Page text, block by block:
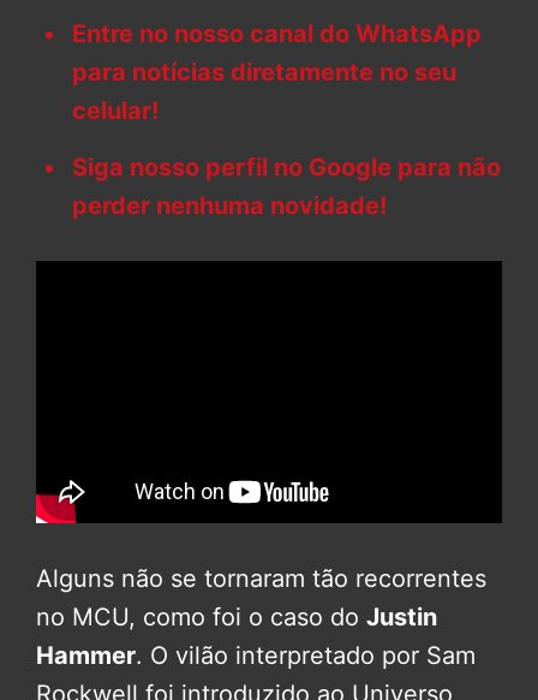
Entre no nosso canal do WhatsApp
para notícias diretamente no seu
celular!
Siga nosso perfil no Google para não
perder nenhuma novidade!
Alguns não se tornaram tão recorrentes
no MCU, como foi o caso do Justin
Hammer. O vilão interpretado por Sam
Rockwell foi introduzido ao Universo